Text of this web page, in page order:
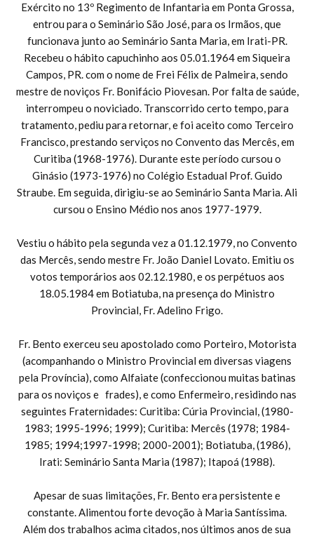
Exército no 13º Regimento de Infantaria em Ponta Grossa,
entrou para o Seminário São José, para os Irmãos, que
funcionava junto ao Seminário Santa Maria, em Irati-PR.
Recebeu o hábito capuchinho aos 05.01.1964 em Siqueira
Campos, PR. com o nome de Frei Félix de Palmeira, sendo
mestre de noviços Fr. Bonifácio Piovesan. Por falta de saúde,
interrompeu o noviciado. Transcorrido certo tempo, para
tratamento, pediu para retornar, e foi aceito como Terceiro
Francisco, prestando serviços no Convento das Mercês, em
Curitiba (1968-1976). Durante este período cursou o
Ginásio (1973-1976) no Colégio Estadual Prof. Guido
Straube. Em seguida, dirigiu-se ao Seminário Santa Maria. Ali
cursou o Ensino Médio nos anos 1977-1979.
Vestiu o hábito pela segunda vez a 01.12.1979, no Convento
das Mercês, sendo mestre Fr. João Daniel Lovato. Emitiu os
votos temporários aos 02.12.1980, e os perpétuos aos
18.05.1984 em Botiatuba, na presença do Ministro
Provincial, Fr. Adelino Frigo.
Fr. Bento exerceu seu apostolado como Porteiro, Motorista
(acompanhando o Ministro Provincial em diversas viagens
pela Província), como Alfaiate (confeccionou muitas batinas
para os noviços e frades), e como Enfermeiro, residindo nas
seguintes Fraternidades: Curitiba: Cúria Provincial, (1980-
1983; 1995-1996; 1999); Curitiba: Mercês (1978; 1984-
1985; 1994;1997-1998; 2000-2001); Botiatuba, (1986),
Irati: Seminário Santa Maria (1987); Itapoá (1988).
Apesar de suas limitações, Fr. Bento era persistente e
constante. Alimentou forte devoção à Maria Santíssima.
Além dos trabalhos acima citados, nos últimos anos de sua